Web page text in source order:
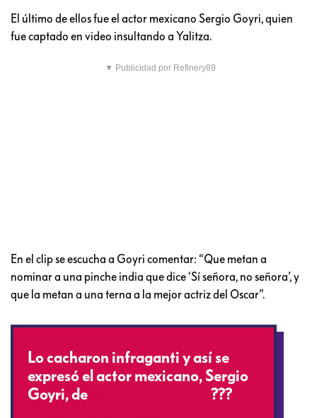
El último de ellos fue el actor mexicano Sergio Goyri, quien
fue captado en video insultando a Yalitza.
▼ Publicidad por Refinery89
En el clip se escucha a Goyri comentar: “Que metan a
nominar a una pinche india que dice ‘Sí señora, no señora’, y
que la metan a una terna a la mejor actriz del Oscar”.
Lo cacharon infraganti y así se
expresó el actor mexicano, Sergio
Goyri, de
???